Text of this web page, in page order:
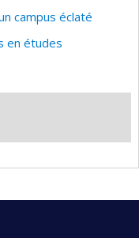
campus éclaté
en études